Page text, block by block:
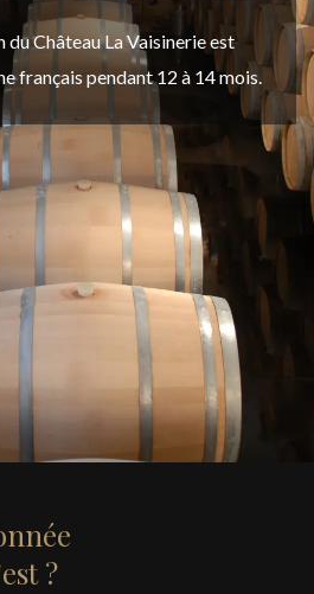
Château La Vaisinerie est
français pendant 12 à 14 mois.
?